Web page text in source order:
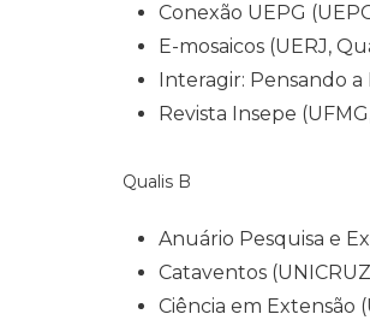
Conexão UEPG
E-mosaicos (UERJ,
Interagir: Pensando a
Revista Insepe
Qualis B
Anuário Pesquisa e
Cataventos
Ciência em Extensão